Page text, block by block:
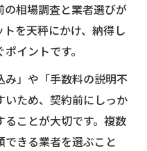
相場調査と業者選びが
を天秤にかけ、納得し
イントです。
み」や「手数料の説明不
いため、契約前にしっか
ることが大切です。複数
きる業者を選ぶこと